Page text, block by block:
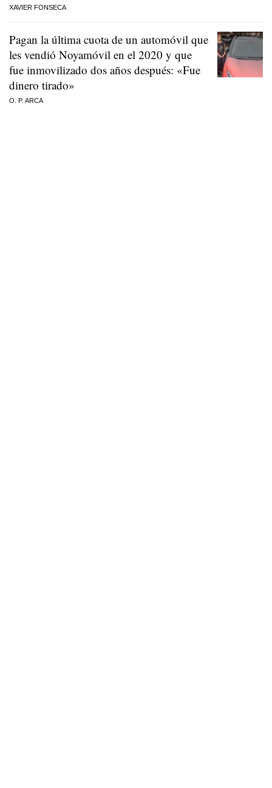
XAVIER FONSECA
Pagan la última cuota de un automóvil que
les vendió Noyamóvil en el 2020 y que
fue inmovilizado dos años después: «Fue
dinero tirado»
O. P. ARCA